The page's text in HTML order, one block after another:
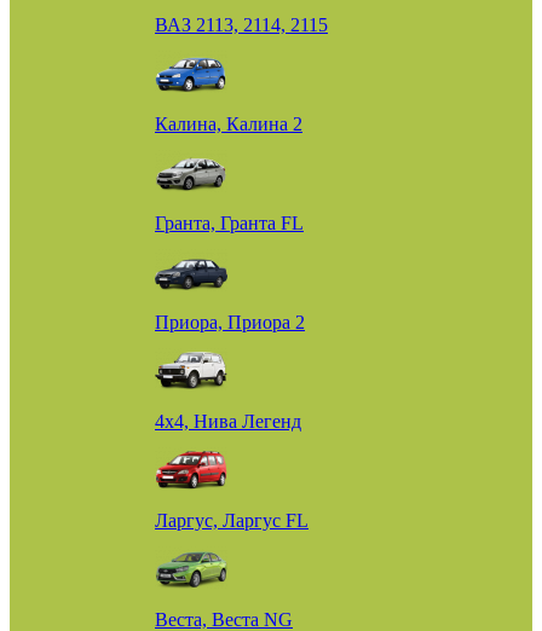
ВАЗ 2113, 2114, 2115
Калина, Калина 2
Гранта, Гранта FL
Приора, Приора 2
4х4, Нива Легенд
Ларгус, Ларгус FL
Веста, Веста NG